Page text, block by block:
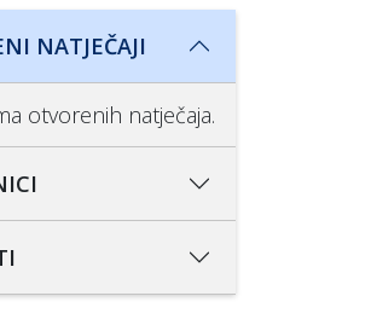
NATJEČAJI
otvorenih natječaja.